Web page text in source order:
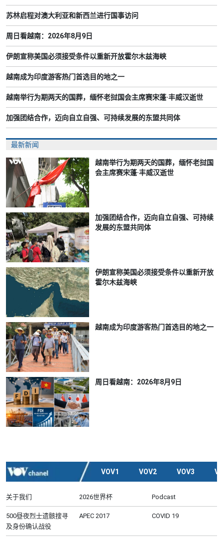
苏林启程对澳大利亚和新西兰进行国事访问
周日看越南：2026年8月9日
伊朗宣称美国必须接受条件以重新开放霍尔木兹海峡
越南成为印度游客热门首选目的地之一
越南举行为期两天的国葬，缅怀老挝国会主席赛宋蓬·丰威汉逝世
加强团结合作，迈向自立自强、可持续发展的东盟共同体
最新新闻
越南举行为期两天的国葬，缅怀老挝国
会主席赛宋蓬·丰威汉逝世
加强团结合作，迈向自立自强、可持续
发展的东盟共同体
伊朗宣称美国必须接受条件以重新开放
霍尔木兹海峡
越南成为印度游客热门首选目的地之一
周日看越南：2026年8月9日
VOV1 VOV2 VOV3
关于我们 2026世界杯 Podcast
500昼夜烈士遗骸搜寻
及身份确认战役
APEC 2017 COVID 19